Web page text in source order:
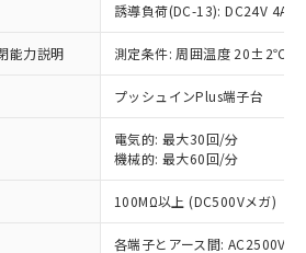
誘導負荷(DC-13): DC24V 4A/
能力説明 測定条件: 周囲温度 20±2℃、
プッシュインPlus端子台
電気的: 最大30回/分
機械的: 最大60回/分
100MΩ以上 (DC500Vメガ)
各端子とアース間: AC2500V
お読みいただき、同意のうえ
スは、当社制御機器事業取扱
社在庫状況および標準価格
提供させていただくもので
機器事業取扱商品の中には、
スの対象外となる商品もある
：EU RoHS指令（10物質）の
応の商品で、対応品を出す予
EU RoHS指令（10物質）の
況を調査中または確認中の
係のない商品です。
情により、非含有部品として
有品と判明した場合などや
質材料含有率が中国RoHSの
ることを示します。
質材料含有率が中国RoHSの
いることを示します。
これら貴社製品のうち、外国